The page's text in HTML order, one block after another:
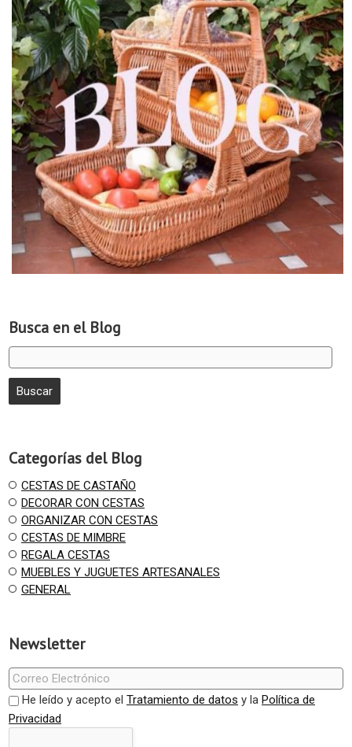
Busca en el Blog
Categorías del Blog
CESTAS DE CASTAÑO
DECORAR CON CESTAS
ORGANIZAR CON CESTAS
CESTAS DE MIMBRE
REGALA CESTAS
MUEBLES Y JUGUETES ARTESANALES
GENERAL
Newsletter
He leído y acepto el Tratamiento de datos y la Política de
Privacidad